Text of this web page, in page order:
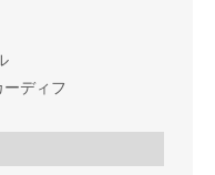
ディフ